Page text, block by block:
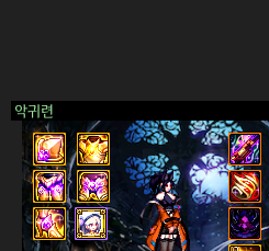
악귀련
>